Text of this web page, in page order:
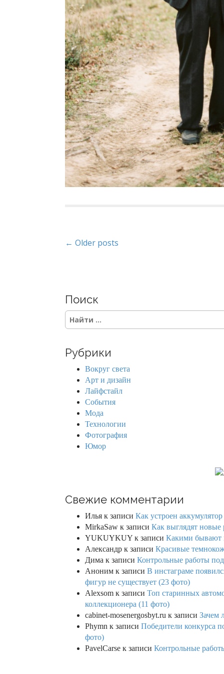
P
t
s
n
a
o
← Older posts
Поиск
S
c
Рубрики
Вокруг света
Арт и дизайн
Лайфстайл
События
Мода
Технологии
Фотография
Юмор
Свежие комментарии
Илья к записи Как устроен
MirkaSaw к записи Как выглядят новые
YUKUYKUY к записи Какими бывают
Александр к записи Красивые
Дима к записи Контрольные работы
Аноним к записи В инстаграме
фигур не существует (23 фото)
Alexsom к записи Топ старинных
коллекционера (11 фото)
cabinet-mosenergosbyt.ru к записи Зачем
Phymn к записи Победители конкурса
фото)
PavelCarse к записи Контрольные